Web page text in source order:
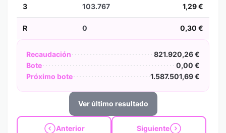
3 103.767 1,29 €
R 0 0,30 €
Recaudación
821.920,26 €
Bote
0,00 €
Próximo bote
1.587.501,69 €
Ver último resultado
Anterior Siguiente